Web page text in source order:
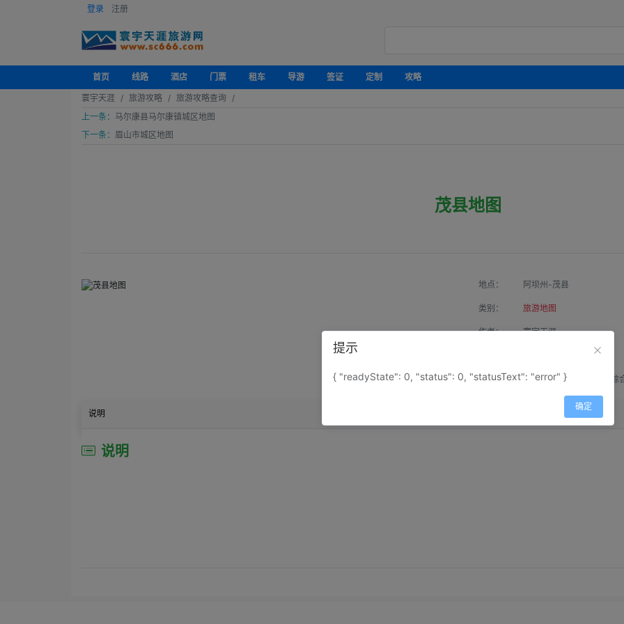
登录 注册
首页 线路 酒店 门票 租车 导游 签证 定制
攻略
寰宇天涯
旅游攻略
旅游攻略查询
上一条： 马尔康县马尔康镇城区地图
下一条： 眉山市城区地图
茂县地图
地点： 阿坝州-茂县
类别： 旅游地图
作者： 寰宇天涯
属性： 地图属性： 地图类型-综
说明
说明
提示
{ "readyState": 0, "status": 0, "statusText": "error" }
确定